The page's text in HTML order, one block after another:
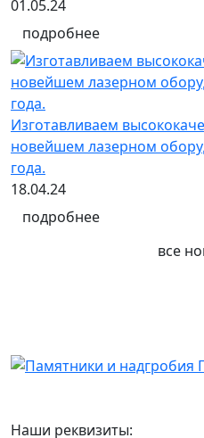
01.05.24
подробнее
Изготавливаем
новейшем лазерном
года.
18.04.24
подробнее
все
Наши реквизиты: